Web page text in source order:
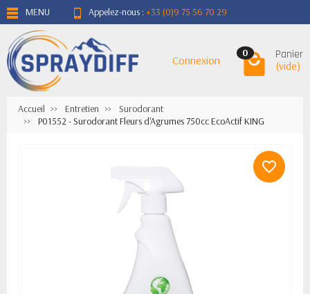
MENU Appelez-nous :+33 (0)9 75 56 70 29
Connexion
0 Panier
(vide)
Accueil Entretien
Surodorant
P01552 - Surodorant Fleurs d'Agrumes 750cc EcoActif KING
favorite_border